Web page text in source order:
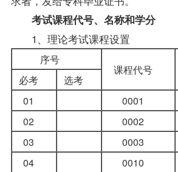
考试课程代号、名称和学分
1、理论考试课程设置
序号
课程代号
必考
选考
01
0001
02
0002
03
0003
04
0010